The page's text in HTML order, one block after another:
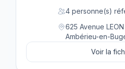
4 personne(s)
625 Avenue LEON
Ambérieu-en-
Voir la